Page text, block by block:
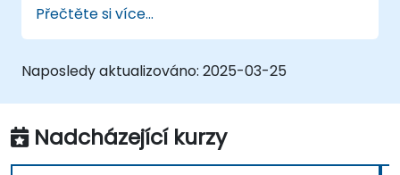
účelem identifikace osob a určení jejich
původu.
Využít metody NGS i u poškozených či
složitých vzorků DNA.
Používat bioinformatické nástroje k
analýze forenzní genomiky.
Porozumět právním a etickým aspektům
Přečtěte si více...
Naposledy aktualizováno: 2025-03-25
Nadcházející kurzy